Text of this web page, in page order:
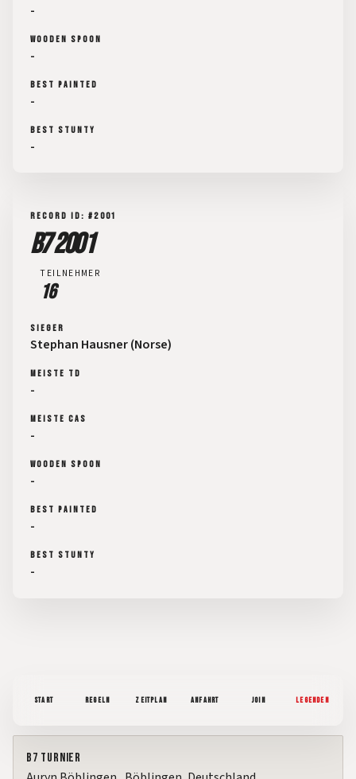
-
WOODEN SPOON
-
BEST PAINTED
-
BEST STUNTY
-
RECORD ID: #2001
B7 2001
TEILNEHMER
16
SIEGER
Stephan Hausner (Norse)
MEISTE TD
-
MEISTE CAS
-
WOODEN SPOON
-
BEST PAINTED
-
BEST STUNTY
-
START REGELN ZEITPLAN ANFAHRT JOIN LEGENDEN
B7 Turnier